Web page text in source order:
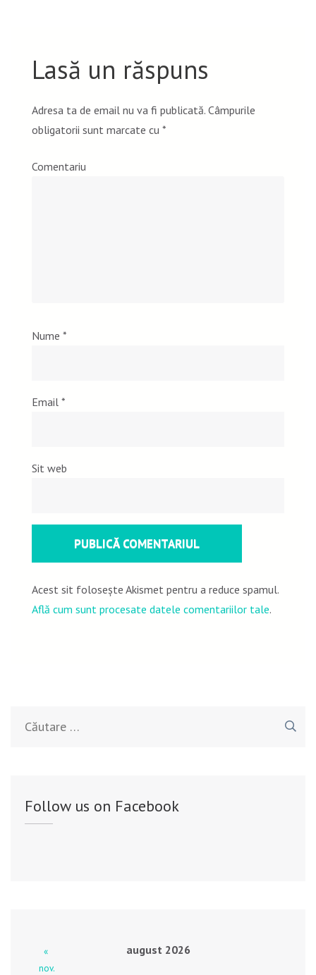
Lasă un răspuns
Adresa ta de email nu va fi publicată. Câmpurile
obligatorii sunt marcate cu *
Comentariu
Nume *
Email *
Sit web
Acest sit folosește Akismet pentru a reduce spamul.
Află cum sunt procesate datele comentariilor tale.
Follow us on Facebook
august 2026
«
nov.